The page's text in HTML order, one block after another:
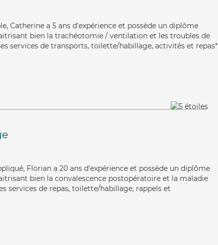
Catherine a 5 ans d'expérience et possède un diplôme
bien la trachéotomie / ventilation et les troubles de
services de transports, toilette/habillage, activités et repas*
Florian a 20 ans d'expérience et possède un diplôme
bien la convalescence postopératoire et la maladie
services de repas, toilette/habillage, rappels et